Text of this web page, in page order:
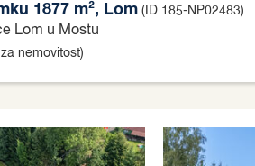
1877 m², Lom (ID 185-NP02483)
Lom u Mostu
nemovitost)